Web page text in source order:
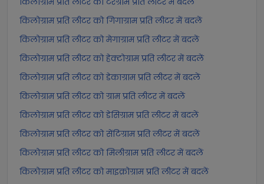
किलोग्राम प्रति लीटर को गिगाग्राम प्रति लीटर में बदलें
किलोग्राम प्रति लीटर को मेगाग्राम प्रति लीटर में बदलें
किलोग्राम प्रति लीटर को हेक्टोग्राम प्रति लीटर में बदलें
किलोग्राम प्रति लीटर को डेकाग्राम प्रति लीटर में बदलें
किलोग्राम प्रति लीटर को ग्राम प्रति लीटर में बदलें
किलोग्राम प्रति लीटर को डेसिग्राम प्रति लीटर में बदलें
किलोग्राम प्रति लीटर को सेंटिग्राम प्रति लीटर में बदलें
किलोग्राम प्रति लीटर को मिलीग्राम प्रति लीटर में बदलें
किलोग्राम प्रति लीटर को माइक्रोग्राम प्रति लीटर में बदलें